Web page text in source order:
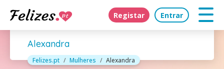
Registar Entrar
Alexandra
Felizes.pt Mulheres Alexandra